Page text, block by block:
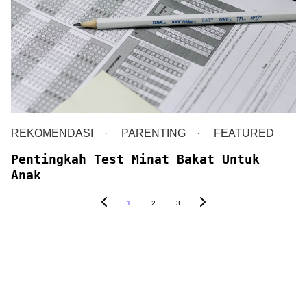
REKOMENDASI PARENTING FEATURED
Pentingkah Test Minat Bakat Untuk
Anak
1 2 3